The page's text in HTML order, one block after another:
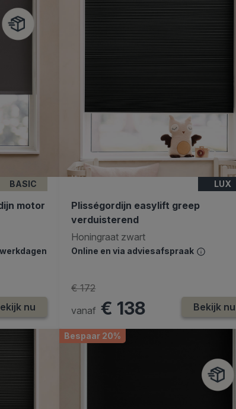
BASIC
motor
nu
LUX
Plisségordijn easylift greep
verduisterend
Honingraat zwart
Online en via adviesafspraak
vanaf € 138
€ 172
Bekijk nu
Bespaar 20%